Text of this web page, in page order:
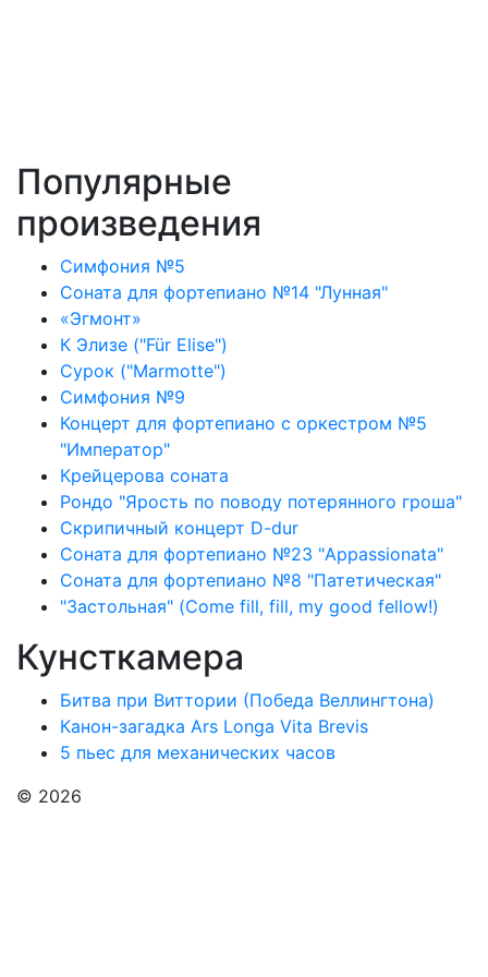
Популярные
произведения
Симфония №5
Соната для фортепиано №14 "Лунная"
«Эгмонт»
К Элизе ("Für Elise")
Сурок ("Marmotte")
Симфония №9
Концерт для фортепиано с оркестром №5
"Император"
Крейцерова соната
Рондо "Ярость по поводу потерянного гроша"
Скрипичный концерт D-dur
Соната для фортепиано №23 "Appassionata"
Соната для фортепиано №8 "Патетическая"
"Застольная" (Come fill, fill, my good fellow!)
Кунсткамера
Битва при Виттории (Победа Веллингтона)
Канон-загадка Ars Longa Vita Brevis
5 пьес для механических часов
© 2026